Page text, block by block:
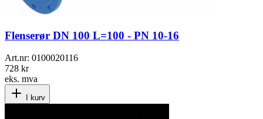
Flenserør DN 100 L=100 - PN 10-16
Art.nr: 0100020116
728 kr
eks. mva
I kurv